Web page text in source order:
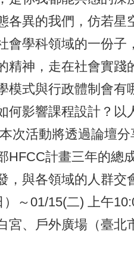
異的我們，仿若星
會學科領域的一份子
精神，走在社會實踐
模式與行政體制會有
何影響課程設計？以
次活動將透過論壇分
HFCC計畫三年的總
，與各領域的人群交
～01/15(二) 上午
宮、戶外廣場（臺北